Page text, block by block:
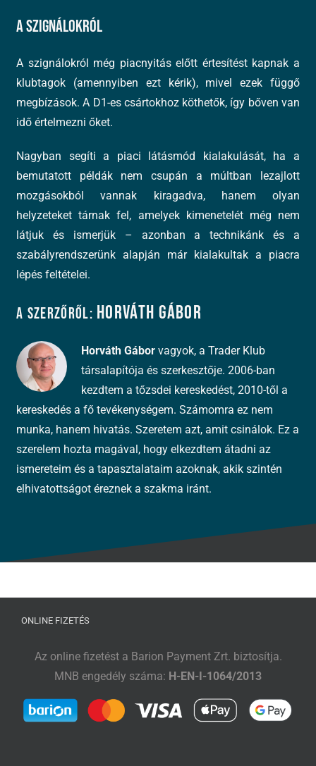
A szignálokról
A szignálokról még piacnyitás előtt értesítést kapnak a
klubtagok (amennyiben ezt kérik), mivel ezek függő
megbízások. A D1-es csártokhoz köthetők, így bőven van
idő értelmezni őket.
Nagyban segíti a piaci látásmód kialakulását, ha a
bemutatott példák nem csupán a múltban lezajlott
mozgásokból vannak kiragadva, hanem olyan
helyzeteket tárnak fel, amelyek kimenetelét még nem
látjuk és ismerjük – azonban a technikánk és a
szabályrendszerünk alapján már kialakultak a piacra
lépés feltételei.
A szerzőről: Horváth Gábor
Horváth Gábor vagyok, a Trader Klub
társalapítója és szerkesztője. 2006-ban
kezdtem a tőzsdei kereskedést, 2010-től a
kereskedés a fő tevékenységem. Számomra ez nem
munka, hanem hivatás. Szeretem azt, amit csinálok. Ez a
szerelem hozta magával, hogy elkezdtem átadni az
ismereteim és a tapasztalataim azoknak, akik szintén
elhivatottságot éreznek a szakma iránt.
ONLINE FIZETÉS
Az online fizetést a Barion Payment Zrt. biztosítja.
MNB engedély száma: H-EN-I-1064/2013